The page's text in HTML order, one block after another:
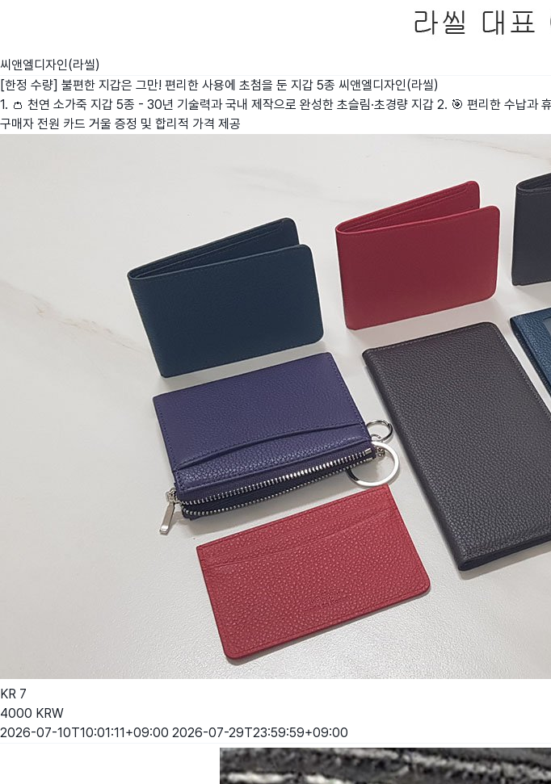
씨앤엘디자인(라씰)
[한정 수량] 불편한 지갑은 그만! 편리한 사용에 초첨을 둔 지갑 5종 씨앤엘디자인(라씰)
1. 👛 천연 소가죽 지갑 5종 - 30년 기술력과 국내 제작으로 완성한 초슬림·초경량 지갑 2. 🎯 편리한 수납
구매자 전원 카드 거울 증정 및 합리적 가격 제공
KR 7
4000 KRW
2026-07-10T10:01:11+09:00 2026-07-29T23:59:59+09:00